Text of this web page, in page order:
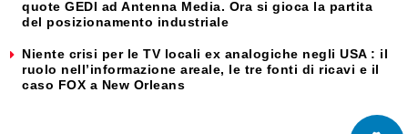
quote GEDI ad Antenna Media. Ora si gioca la partita
del posizionamento industriale
Niente crisi per le TV locali ex analogiche negli USA : il
ruolo nell’informazione areale, le tre fonti di ricavi e il
caso FOX a New Orleans